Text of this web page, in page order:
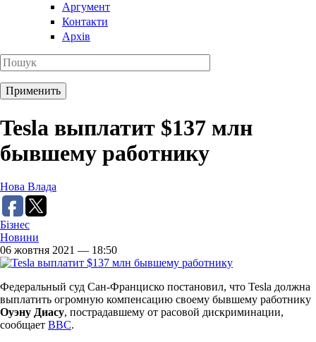
Аргумент
Контакти
Архів
Tesla выплатит $137 млн
бывшему работнику
Нова Влада
Бізнес
Новини
06 жовтня 2021 — 18:50
Федеральный суд Сан-Франциско постановил, что Tesla должна
выплатить огромную компенсацию своему бывшему работнику
Оуэну Диасу, пострадавшему от расовой дискриминации,
сообщает BBC.